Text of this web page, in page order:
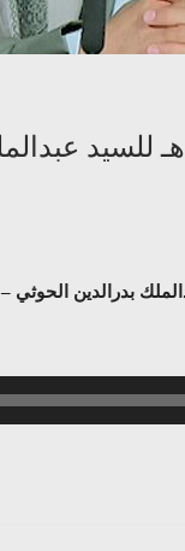
سلسلة محاضرات الهجرة